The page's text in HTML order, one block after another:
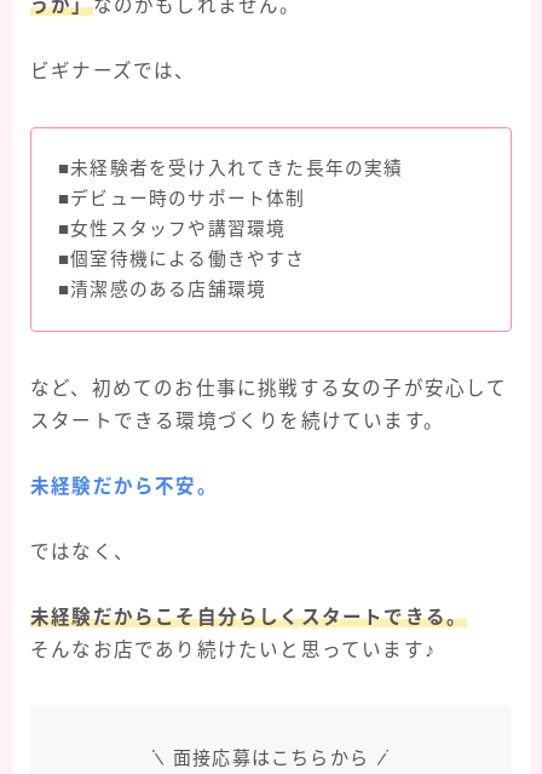
うか」なのかもしれません。
ビギナーズでは、
■未経験者を受け入れてきた長年の実績
■デビュー時のサポート体制
■女性スタッフや講習環境
■個室待機による働きやすさ
■清潔感のある店舗環境
など、初めてのお仕事に挑戦する女の子が安心して
スタートできる環境づくりを続けています。
未経験だから不安。
ではなく、
未経験だからこそ自分らしくスタートできる。
そんなお店であり続けたいと思っています♪
面接応募はこちらから